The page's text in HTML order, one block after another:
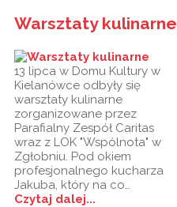
Warsztaty kulinarne
13 lipca w Domu Kultury w
Kielanówce odbyły się
warsztaty kulinarne
zorganizowane przez
Parafialny Zespół Caritas
wraz z LOK "Wspólnota" w
Zgłobniu. Pod okiem
profesjonalnego kucharza
Jakuba, który na co…
Czytaj dalej...